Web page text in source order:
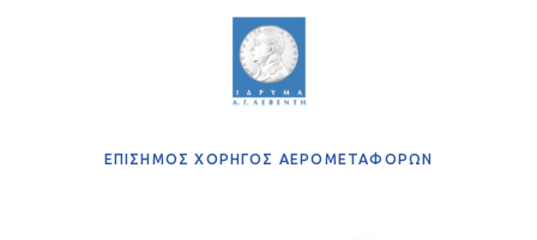
ΕΠΙΣΗΜΟΣ ΧΟΡΗΓΟΣ ΑΕΡΟΜΕΤΑΦΟΡΩΝ